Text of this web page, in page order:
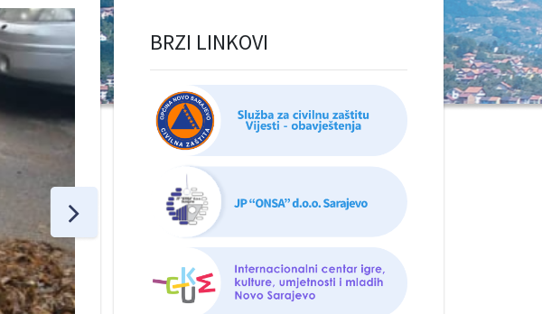
BRZI LINKOVI